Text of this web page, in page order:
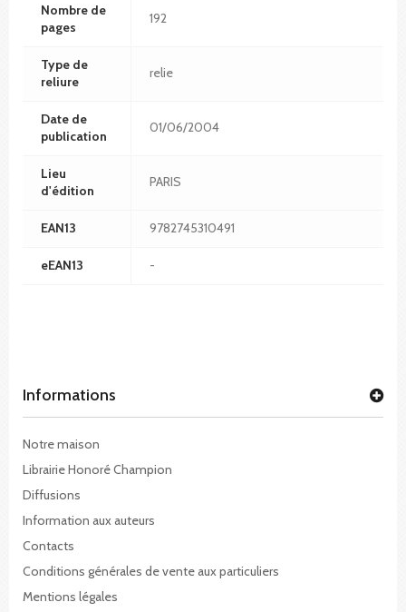
Nombre de
pages
192
Type de
reliure
relie
Date de
publication
01/06/2004
Lieu
d'édition
PARIS
EAN13 9782745310491
eEAN13 -
Informations
Notre maison
Librairie Honoré Champion
Diffusions
Information aux auteurs
Contacts
Conditions générales de vente aux particuliers
Mentions légales